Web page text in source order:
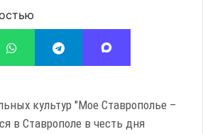
культур "Мое Ставрополье –
в Ставрополе в честь дня